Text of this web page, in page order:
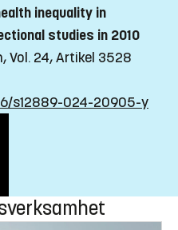
inequality in
studies in 2010
Vol. 24, Artikel 3528
s12889-024-20905-y